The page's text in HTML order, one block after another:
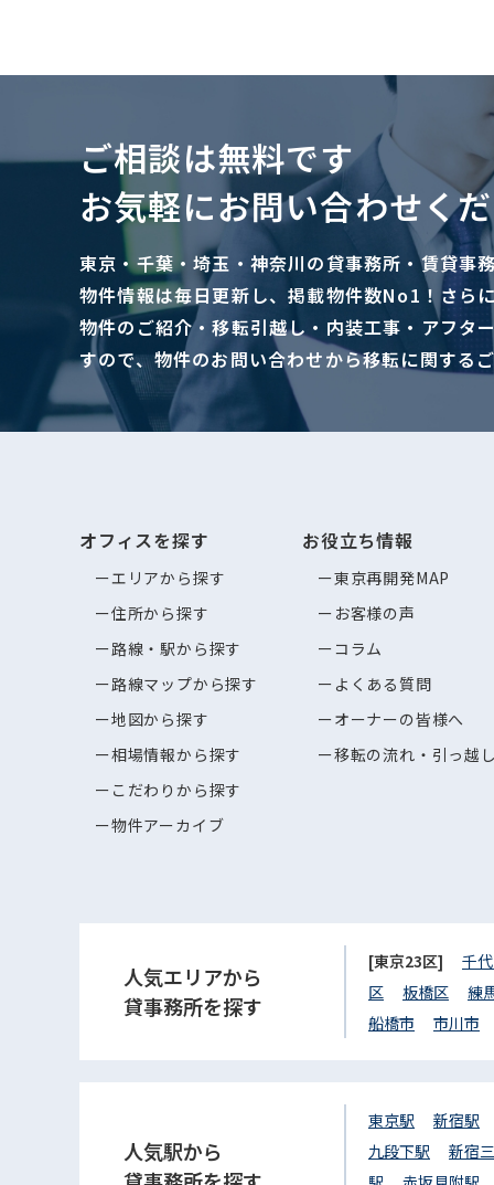
ご相談は無料です
お気軽にお問い合わせく
東京・千葉・埼玉・神奈川の貸事務所・賃貸事
物件情報は毎日更新し、掲載物件数No1！さら
物件のご紹介・移転引越し・内装工事・アフタ
すので、物件のお問い合わせから移転に関する
オフィスを探す
エリアから探す
住所から探す
路線・駅から探す
路線マップから探す
地図から探す
相場情報から探す
こだわりから探す
物件アーカイブ
お役立ち情報
東京再開発MAP
お客様の声
コラム
よくある質問
オーナーの皆様へ
移転の流れ・引っ越
人気エリアから
貸事務所を探す
[東京23区] 千
区
板橋区
練
船橋市
市川市
人気駅から
東京駅
新宿駅
九段下駅
新宿